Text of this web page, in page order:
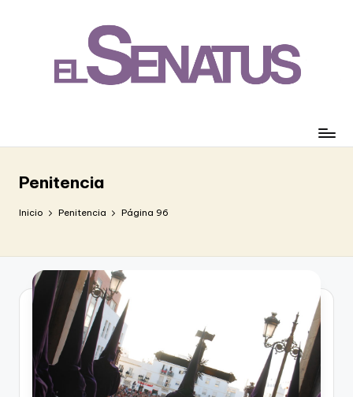
Penitencia
Inicio Penitencia Página 96